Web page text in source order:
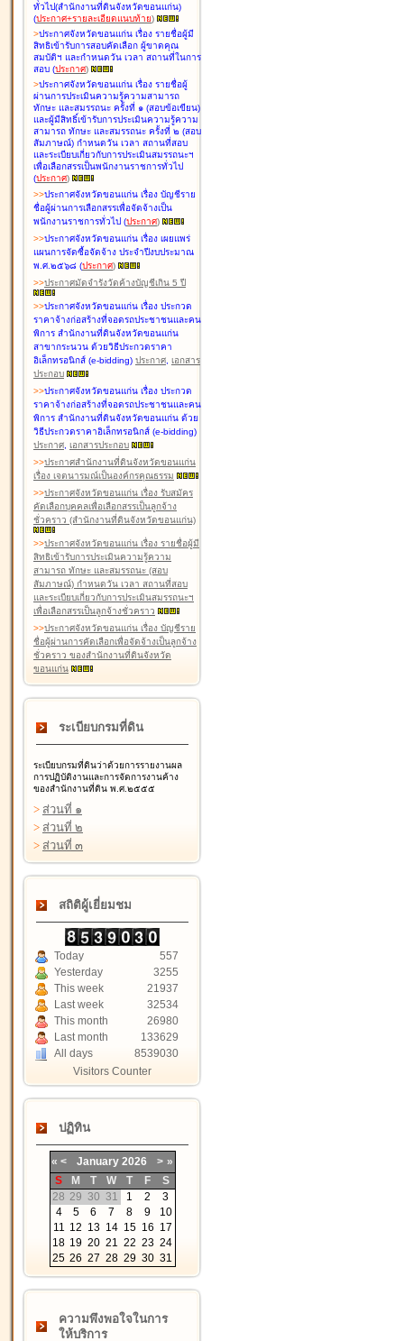
ทั่วไป(สำนักงานที่ดินจังหวัดขอนแก่น)
(ประกาศ+รายละเอียดแนบท้าย)
>ประกาศจังหวัดขอนแก่น เรื่อง รายชื่อผู้มี
สิทธิเข้ารับการสอบคัดเลือก ผู้ขาดคุณ
สมบัติฯ และกำหนดวัน เวลา สถานที่ในการ
สอบ (ประกาศ)
>ประกาศจังหวัดขอนแก่น เรื่อง รายชื่อผู้
ผ่านการประเมินความรู้ความสามารถ
ทักษะ และสมรรถนะ ครั้งที่ ๑ (สอบข้อเขียน)
และผู้มีสิทธิ์เข้ารับการประเมินความรู้ความ
สามารถ ทักษะ และสมรรถนะ ครั้งที่ ๒ (สอบ
สัมภาษณ์) กำหนดวัน เวลา สถานที่สอบ
และระเบียบเกี่ยวกับการประเมินสมรรถนะฯ
เพื่อเลือกสรรเป็นพนักงานราชการทั่วไป
(ประกาศ)
>>ประกาศจังหวัดขอนแก่น เรื่อง บัญชีราย
ชื่อผู้ผ่านการเลือกสรรเพื่อจัดจ้างเป็น
พนักงานราชการทั่วไป (ประกาศ)
>>ประกาศจังหวัดขอนแก่น เรื่อง เผยแพร่
แผนการจัดซื้อจัดจ้าง ประจำปีงบประมาณ
พ.ศ.๒๕๖๘ (ประกาศ)
>>ประกาศมัดจำรังวัดค้างบัญชีเกิน 5 ปี
>>ประกาศจังหวัดขอนแก่น เรื่อง ประกวด
ราคาจ้างก่อสร้างที่จอดรถประชาชนและคน
พิการ สำนักงานที่ดินจังหวัดขอนแก่น
สาขากระนวน ด้วยวิธีประกวดราคา
อิเล็กทรอนิกส์ (e-bidding) ประกาศ, เอกสาร
ประกอบ
>>ประกาศจังหวัดขอนแก่น เรื่อง ประกวด
ราคาจ้างก่อสร้างที่จอดรถประชาชนและคน
พิการ สำนักงานที่ดินจังหวัดขอนแก่น ด้วย
วิธีประกวดราคาอิเล็กทรอนิกส์ (e-bidding)
ประกาศ, เอกสารประกอบ
>>ประกาศสำนักงานที่ดินจังหวัดขอนแก่น
เรื่อง เจตนารมณ์เป็นองค์กรคุณธรรม
>>ประกาศจังหวัดขอนแก่น เรื่อง รับสมัคร
คัดเลือกบุคคลเพื่อเลือกสรรเป็นลูกจ้าง
ชั่วคราว (สำนักงานที่ดินจังหวัดขอนแก่น)
>>ประกาศจังหวัดขอนแก่น เรื่อง รายชื่อผู้มี
สิทธิเข้ารับการประเมินความรู้ความ
สามารถ ทักษะ และสมรรถนะ (สอบ
สัมภาษณ์) กำหนดวัน เวลา สถานที่สอบ
และระเบียบเกี่ยวกับการประเมินสมรรถนะฯ
เพื่อเลือกสรรเป็นลูกจ้างชั่วคราว
>>ประกาศจังหวัดขอนแก่น เรื่อง บัญชีราย
ชื่อผู้ผ่านการคัดเลือกเพื่อจัดจ้างเป็นลูกจ้าง
ชั่วคราว ของสำนักงานที่ดินจังหวัด
ขอนแก่น
ระเบียบกรมที่ดิน
ระเบียบกรมที่ดินว่าด้วยการรายงานผล
การปฏิบัติงานและการจัดการงานค้าง
ของสำนักงานที่ดิน พ.ศ.๒๕๕๕
> ส่วนที่ ๑
> ส่วนที่ ๒
> ส่วนที่ ๓
สถิติผู้เยี่ยมชม
Today
557
Yesterday
3255
This week
21937
Last week
32534
This month
26980
Last month
133629
All days
8539030
Visitors Counter
ปฏิทิน
« < January 2026 > »
S
M T W T F
S
28 29 30 31 1 2
3
4
5 6 7 8 9
10
11 12 13 14 15 16 17
18 19 20 21 22 23 24
25 26 27 28 29 30 31
ความพึงพอใจในการ
ให้บริการ